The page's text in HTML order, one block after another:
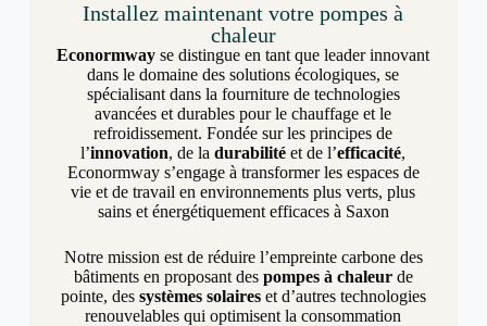
Installez maintenant votre pompes à
chaleur
Econormway se distingue en tant que leader innovant
dans le domaine des solutions écologiques, se
spécialisant dans la fourniture de technologies
avancées et durables pour le chauffage et le
refroidissement. Fondée sur les principes de
l’innovation, de ladurabilité et de l’efficacité,
Econormway s’engage à transformer les espaces de
vie et de travail en environnements plus verts, plus
sains et énergétiquement efficaces à Saxon
Notre mission est de réduire l’empreinte carbone des
bâtiments en proposant des pompes à chaleurde
pointe, des systèmes solaireset d’autres technologies
renouvelables qui optimisent la consommation